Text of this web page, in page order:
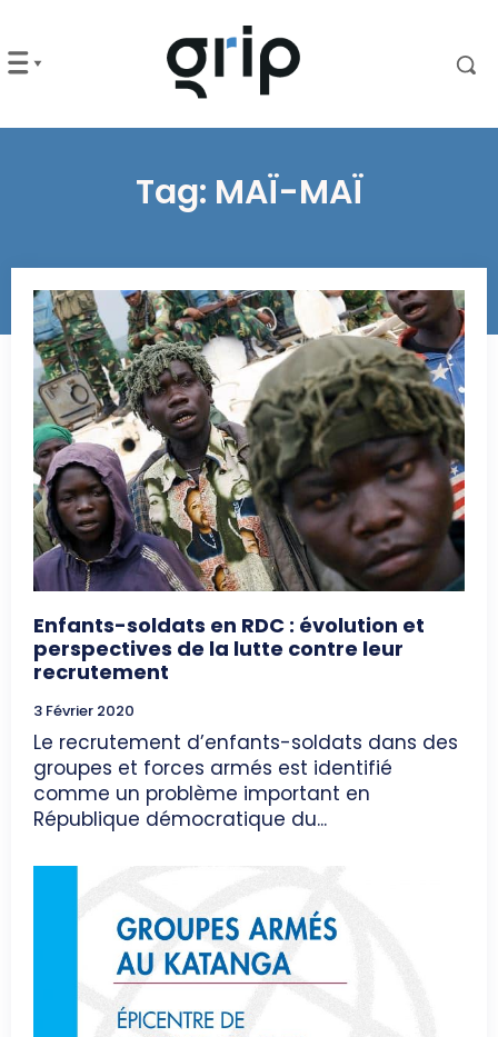
Tag: MAÏ-MAÏ
Enfants-soldats en RDC : évolution et
perspectives de la lutte contre leur
recrutement
3 Février 2020
Le recrutement d’enfants-soldats dans des
groupes et forces armés est identifié
comme un problème important en
République démocratique du...